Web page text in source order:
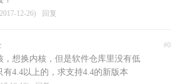
12-26) 回复
#0
，想换内核，但是软件仓库里没有低
有4.4以上的，求支持4.4的新版本